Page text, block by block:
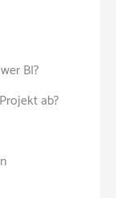
BI?
ab?